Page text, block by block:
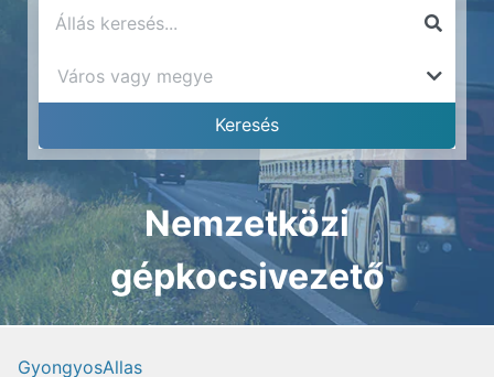
Nemzetközi
gépkocsivezető
GyongyosAllas